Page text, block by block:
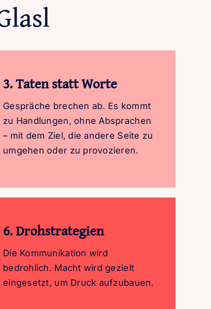
3. Taten statt Worte
Gespräche brechen ab. Es kommt
zu Handlungen, ohne Absprachen
– mit dem Ziel, die andere Seite zu
umgehen oder zu provozieren.
6. Drohstrategien
Die Kommunikation wird
bedrohlich. Macht wird gezielt
eingesetzt, um Druck aufzubauen.